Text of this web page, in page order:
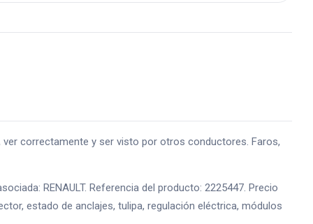
ver correctamente y ser visto por otros conductores. Faros,
RENAULT. Referencia del producto: 2225447. Precio
estado de anclajes, tulipa, regulación eléctrica, módulos